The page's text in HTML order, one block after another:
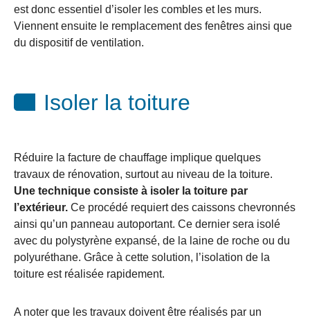
est donc essentiel d’isoler les combles et les murs.
Viennent ensuite le remplacement des fenêtres ainsi que
du dispositif de ventilation.
Isoler la toiture
Réduire la facture de chauffage implique quelques
travaux de rénovation, surtout au niveau de la toiture.
Une technique consiste à isoler la toiture par
l’extérieur. Ce procédé requiert des caissons chevronnés
ainsi qu’un panneau autoportant. Ce dernier sera isolé
avec du polystyrène expansé, de la laine de roche ou du
polyuréthane. Grâce à cette solution, l’isolation de la
toiture est réalisée rapidement.
A noter que les travaux doivent être réalisés par un